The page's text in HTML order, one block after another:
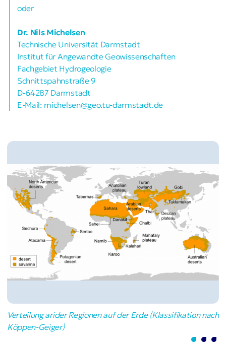
oder
Dr. Nils Michelsen
Technische Universität Darmstadt
Institut für Angewandte Geowissenschaften
Fachgebiet Hydrogeologie
Schnittspahnstraße 9
D-64287 Darmstadt
E-Mail: michelsen@geo.tu-darmstadt.de
Verteilung arider Regionen auf der Erde (Klassifikation nach
Köppen-Geiger)
Kreisberegnungsanlage in Saudi-Arabien (Foto: S. Schulz,
2014)
Kreisberegnungsanlage in Saudi-Arabien (Foto: S. Schulz,
2012)